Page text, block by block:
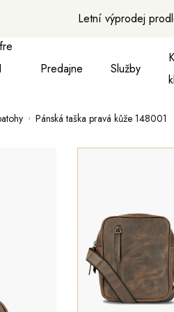
Letní výprodej
Sukne, vesty a košele
kabáty a vesty Aktovky, tašky a
Predajne Služby
Pánská taška pravá kůže 148001